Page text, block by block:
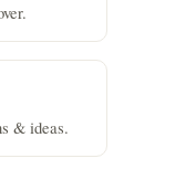
& ideas.